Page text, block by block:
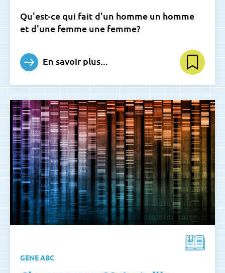
Qu'est-ce qui fait d'un homme un homme
et d'une femme une femme?
En savoir plus...
GENE ABC